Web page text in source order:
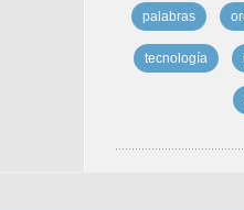
palabras
tecnología